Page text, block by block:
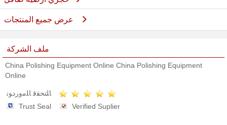
ملف الشركة
China Polishing Equipment Online China Polishing Equipment
Online
ﺎﻠﺘﺤﻘﻗ ﺎﻠﻣﻭﺭﺩﻮﻧ
Trust Seal
Verified Suplier